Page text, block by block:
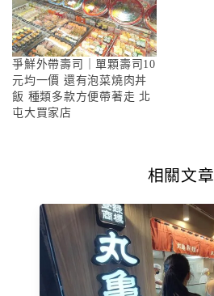
爭鮮外帶壽司｜單顆壽司10
元均一價 還有泡菜燒肉丼
飯 種類多款方便帶著走 北
屯大買家店
相關文章